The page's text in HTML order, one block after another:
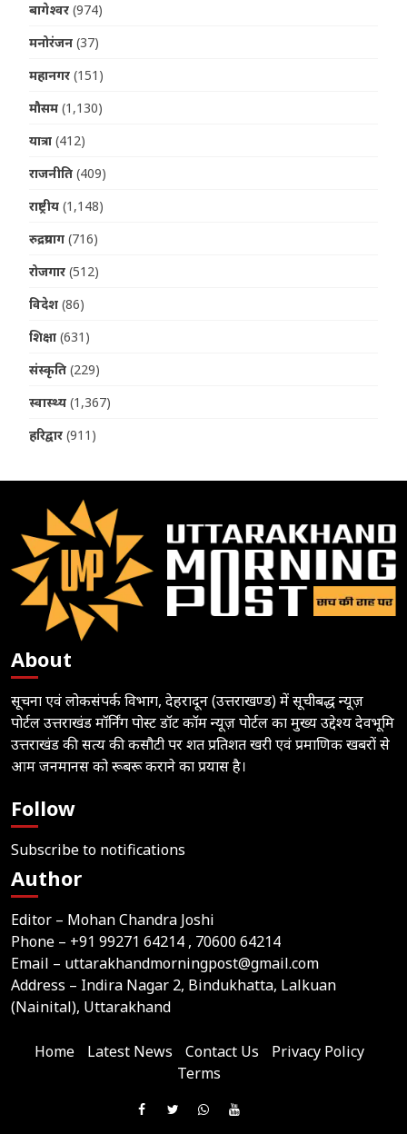
बागेश्वर (974)
मनोरंजन (37)
महानगर (151)
मौसम (1,130)
यात्रा (412)
राजनीति (409)
राष्ट्रीय (1,148)
रुद्रप्रयाग (716)
रोजगार (512)
विदेश (86)
शिक्षा (631)
संस्कृति (229)
स्वास्थ्य (1,367)
हरिद्वार (911)
About
सूचना एवं लोकसंपर्क विभाग, देहरादून (उत्तराखण्ड) में सूचीबद्ध न्यूज़
पोर्टल उत्तराखंड मॉर्निंग पोस्ट डॉट कॉम न्यूज़ पोर्टल का मुख्य उद्देश्य देवभूमि
उत्तराखंड की सत्य की कसौटी पर शत प्रतिशत खरी एवं प्रमाणिक खबरों से
आम जनमानस को रूबरू कराने का प्रयास है।
Follow
Subscribe to notifications
Author
Editor – Mohan Chandra Joshi
Phone – +91 99271 64214 , 70600 64214
Email – uttarakhandmorningpost@gmail.com
Address – Indira Nagar 2, Bindukhatta, Lalkuan
(Nainital), Uttarakhand
Home Latest News Contact Us
Privacy Policy
Terms
Like FollowJoin
Subscribe